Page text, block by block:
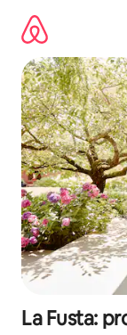
sadržaj
La Fusta: